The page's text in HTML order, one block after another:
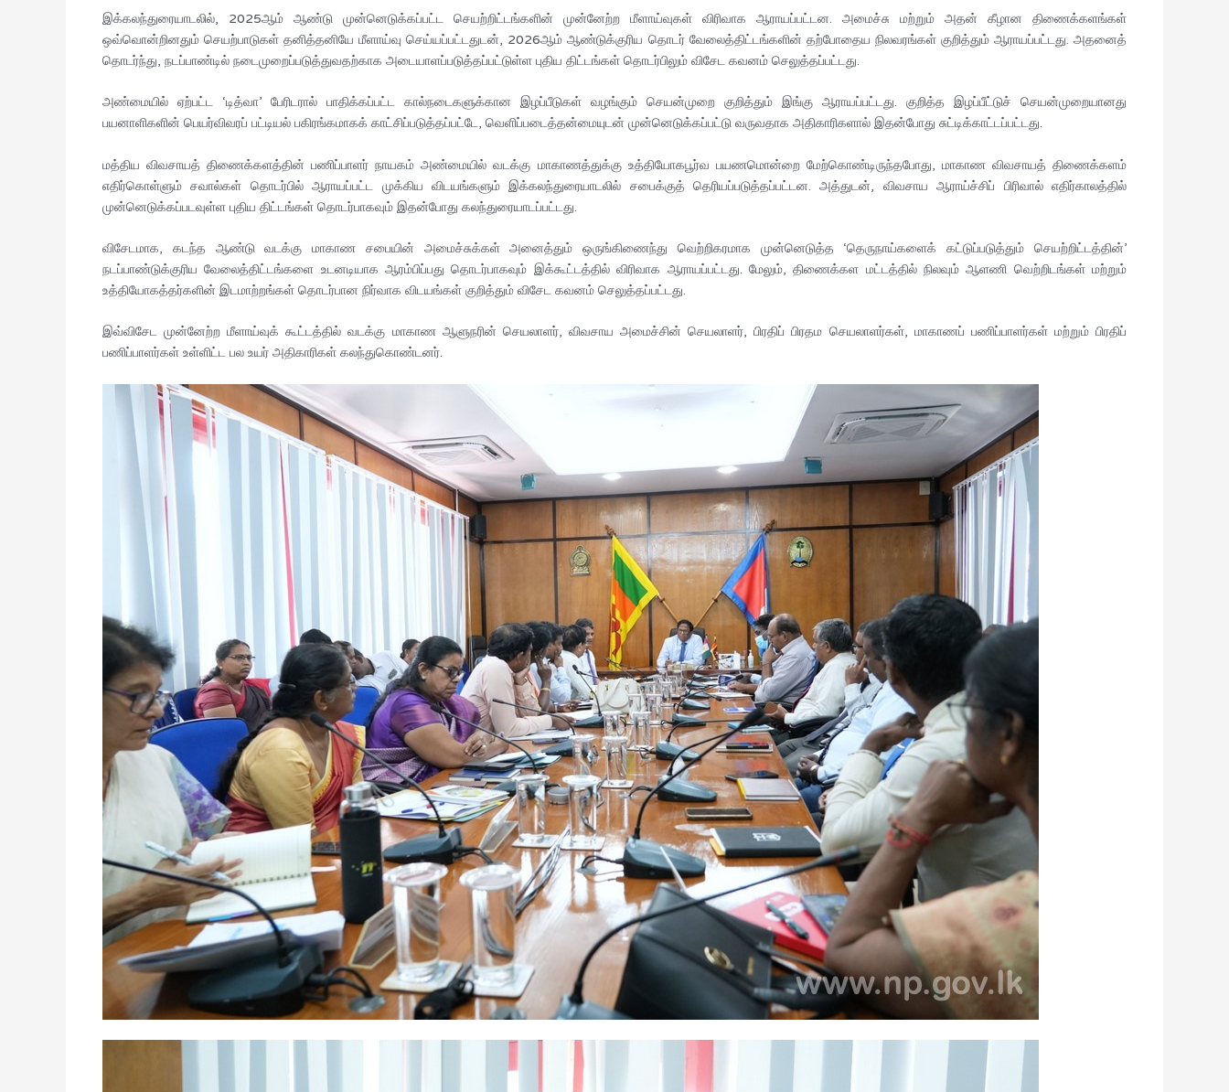
இக்கலந்துரையாடலில், 2025ஆம் ஆண்டு முன்னெடுக்கப்பட்ட செயற்றிட்டங்களின் முன்னேற்ற மீளாய்வுகள் விரிவாக ஆராயப்பட்டன. அமைச்சு மற்றும் அதன் கீழான திணைக்களங்கள்
ஒவ்வொன்றினதும் செயற்பாடுகள் தனித்தனியே மீளாய்வு செய்யப்பட்டதுடன், 2026ஆம் ஆண்டுக்குரிய தொடர் வேலைத்திட்டங்களின் தற்போதைய நிலவரங்கள் குறித்தும் ஆராயப்பட்டது. அதனைத்
தொடர்ந்து, நடப்பாண்டில் நடைமுறைப்படுத்துவதற்காக அடையாளப்படுத்தப்பட்டுள்ள புதிய திட்டங்கள் தொடர்பிலும் விசேட கவனம் செலுத்தப்பட்டது.
அண்மையில் ஏற்பட்ட ‘டித்வா’ பேரிடரால் பாதிக்கப்பட்ட கால்நடைகளுக்கான இழப்பீடுகள் வழங்கும் செயன்முறை குறித்தும் இங்கு ஆராயப்பட்டது. குறித்த இழப்பீட்டுச் செயன்முறையானது
பயனாளிகளின் பெயர்விவரப் பட்டியல் பகிரங்கமாகக் காட்சிப்படுத்தப்பட்டே, வெளிப்படைத்தன்மையுடன் முன்னெடுக்கப்பட்டு வருவதாக அதிகாரிகளால் இதன்போது சுட்டிக்காட்டப்பட்டது.
மத்திய விவசாயத் திணைக்களத்தின் பணிப்பாளர் நாயகம் அண்மையில் வடக்கு மாகாணத்துக்கு உத்தியோகபூர்வ பயணமொன்றை மேற்கொண்டிருந்தபோது, மாகாண விவசாயத் திணைக்களம்
எதிர்கொள்ளும் சவால்கள் தொடர்பில் ஆராயப்பட்ட முக்கிய விடயங்களும் இக்கலந்துரையாடலில் சபைக்குத் தெரியப்படுத்தப்பட்டன. அத்துடன், விவசாய ஆராய்ச்சிப் பிரிவால் எதிர்காலத்தில்
முன்னெடுக்கப்படவுள்ள புதிய திட்டங்கள் தொடர்பாகவும் இதன்போது கலந்துரையாடப்பட்டது.
விசேடமாக, கடந்த ஆண்டு வடக்கு மாகாண சபையின் அமைச்சுக்கள் அனைத்தும் ஒருங்கிணைந்து வெற்றிகரமாக முன்னெடுத்த ‘தெருநாய்களைக் கட்டுப்படுத்தும் செயற்றிட்டத்தின்’
நடப்பாண்டுக்குரிய வேலைத்திட்டங்களை உடனடியாக ஆரம்பிப்பது தொடர்பாகவும் இக்கூட்டத்தில் விரிவாக ஆராயப்பட்டது. மேலும், திணைக்கள மட்டத்தில் நிலவும் ஆளணி வெற்றிடங்கள் மற்றும்
உத்தியோகத்தர்களின் இடமாற்றங்கள் தொடர்பான நிர்வாக விடயங்கள் குறித்தும் விசேட கவனம் செலுத்தப்பட்டது.
இவ்விசேட முன்னேற்ற மீளாய்வுக் கூட்டத்தில் வடக்கு மாகாண ஆளுநரின் செயலாளர், விவசாய அமைச்சின் செயலாளர், பிரதிப் பிரதம செயலாளர்கள், மாகாணப் பணிப்பாளர்கள் மற்றும் பிரதிப்
பணிப்பாளர்கள் உள்ளிட்ட பல உயர் அதிகாரிகள் கலந்துகொண்டனர்.